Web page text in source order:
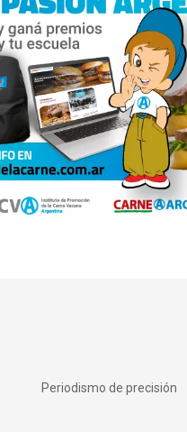
Periodismo de precisión